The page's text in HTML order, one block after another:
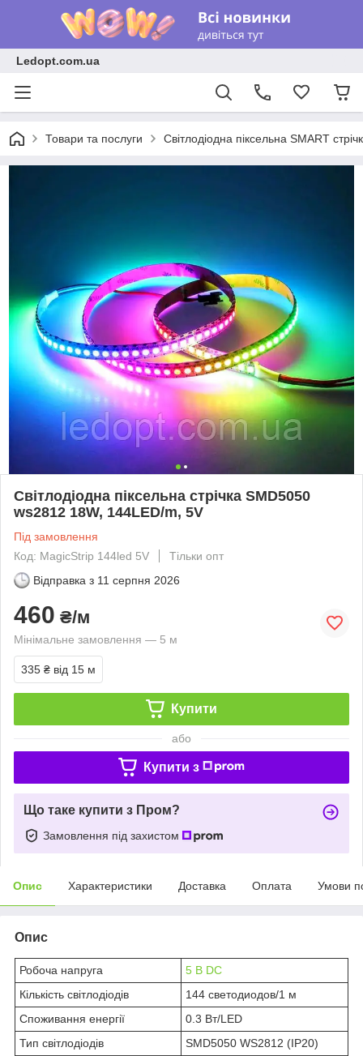
Ledopt.com.ua
Товари та послуги Світлодіодна піксельна SMART
Світлодіодна піксельна стрічка SMD5050
ws2812 18W, 144LED/m, 5V
Під замовлення
Код: MagicStrip 144led 5V
Тільки опт
Відправка з 11 серпня 2026
460 ₴/м
Мінімальне замовлення — 5 м
335 ₴ від 15 м
Купити
або
Купити з
Що таке купити з Пром?
Замовлення під захистом
Опис Характеристики Доставка Оплата Умови
Опис
Робоча напруга
5 В DC
Кількість світлодіодів
144 светодиодов/1 м
Споживання енергії
0.3 Вт/LED
Тип світлодіодів
SMD5050 WS2812 (IP20)